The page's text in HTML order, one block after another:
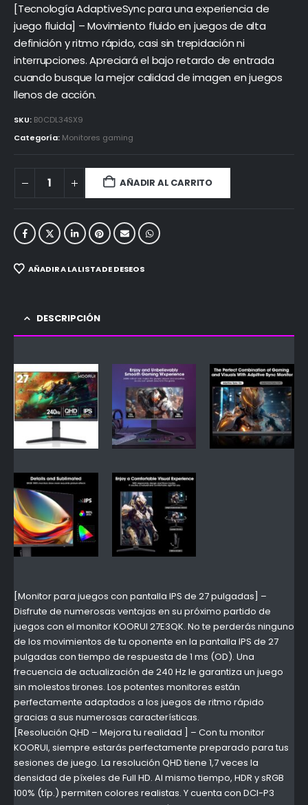
[Tecnología AdaptiveSync para una experiencia de
juego fluida] – Movimiento fluido en juegos de alta
definición y ritmo rápido, casi sin trepidación ni
interrupciones. Apreciará el bajo retardo de entrada
cuando busque la mejor calidad de imagen en juegos
llenos de acción.
SKU: B0CDL34SX9
Categoría: Monitores gaming
AÑADIR AL CARRITO
AÑADIR A LA LISTA DE DESEOS
DESCRIPCIÓN
[Monitor para juegos con pantalla IPS de 27 pulgadas] –
Disfrute de numerosas ventajas en su próximo partido de
juegos con el monitor KOORUI 27E3QK. No te perderás ninguno
de los movimientos de tu oponente en la pantalla IPS de 27
pulgadas con tiempo de respuesta de 1 ms (OD). Una
frecuencia de actualización de 240 Hz le garantiza un juego
sin molestos tirones. Los potentes monitores están
perfectamente adaptados a los juegos de ritmo rápido
gracias a sus numerosas características.
[Resolución QHD – Mejora tu realidad ] – Con tu monitor
KOORUI, siempre estarás perfectamente preparado para tus
sesiones de juego. La resolución QHD tiene 1,7 veces la
densidad de píxeles de Full HD. Al mismo tiempo, HDR y sRGB
100% (típ.) permiten colores realistas. Y cuenta con DCI-P3